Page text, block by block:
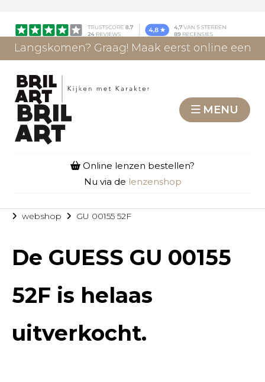
Langskomen? Graag! Maak eerst online een
MENU
Online lenzen bestellen?
Nu via de lenzenshop
webshop GU 00155 52F
De GUESS GU 00155
52F is helaas
uitverkocht.